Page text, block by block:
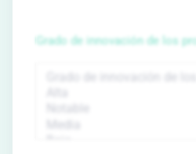
Grado de innovación de los